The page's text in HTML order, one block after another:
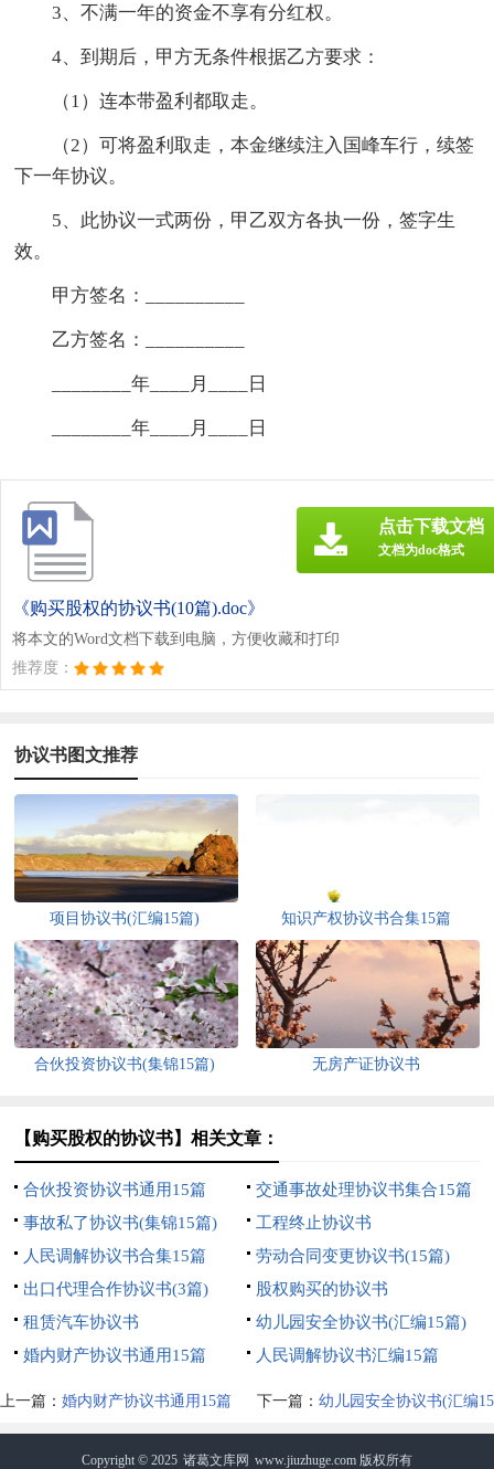
3、不满一年的资金不享有分红权。
4、到期后，甲方无条件根据乙方要求：
（1）连本带盈利都取走。
（2）可将盈利取走，本金继续注入国峰车行，续签
下一年协议。
5、此协议一式两份，甲乙双方各执一份，签字生
效。
甲方签名：__________
乙方签名：__________
________年____月____日
________年____月____日
《购买股权的协议书(10篇).doc》
将本文的Word文档下载到电脑，方便收藏和打印
推荐度：
点击下载文档
文档为doc格式
协议书图文推荐
项目协议书(汇编15篇) 知识产权协议书合集15篇
合伙投资协议书(集锦15篇) 无房产证协议书
【购买股权的协议书】相关文章：
合伙投资协议书通用15篇
交通事故处理协议书集合15篇
事故私了协议书(集锦15篇)
工程终止协议书
人民调解协议书合集15篇
劳动合同变更协议书(15篇)
出口代理合作协议书(3篇)
股权购买的协议书
租赁汽车协议书
幼儿园安全协议书(汇编15篇)
婚内财产协议书通用15篇
人民调解协议书汇编15篇
上一篇： 婚内财产协议书通用15篇 下一篇： 幼儿园安全协议书(汇编15
Copyright © 2025 诸葛文库网 www.jiuzhuge.com 版权所有